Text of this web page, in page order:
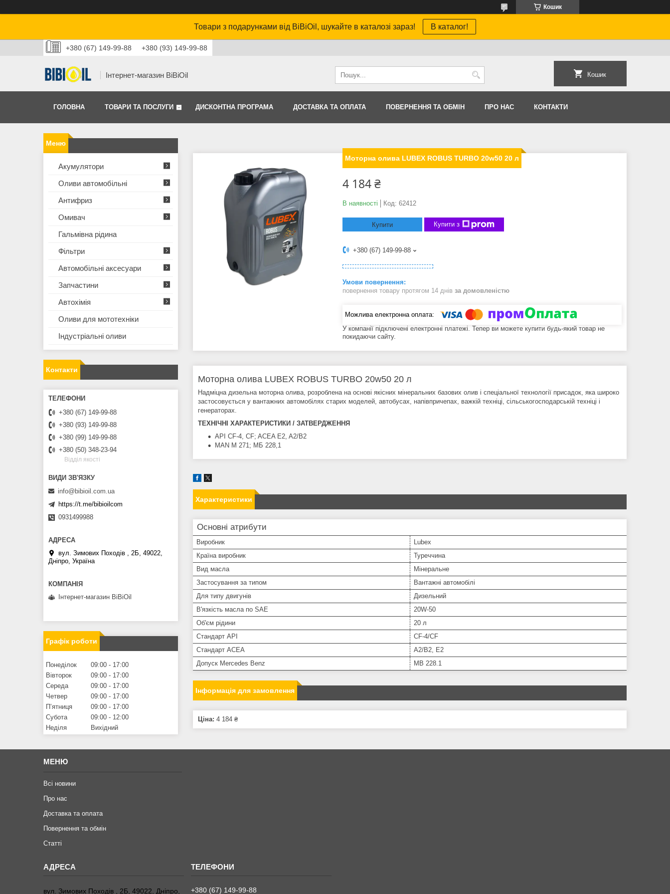
Кошик
Товари з подарунками від BiBiOil, шукайте в каталозі зараз! В каталог!
+380 (67) 149-99-88 +380 (93) 149-99-88
Інтернет-магазин BiBiOil Кошик
ГОЛОВНА ТОВАРИ ТА ПОСЛУГИ ДИСКОНТНА ПРОГРАМА ДОСТАВКА ТА ОПЛАТА ПОВЕРНЕННЯ ТА ОБМIН ПРО НАС КОНТАКТИ
Моторна олива LUBEX ROBUS TURBO 20w50 20 л
4 184 ₴
В наявності Код: 62412
Купити Купити з
+380 (67) 149-99-88
повернення товару протягом 14 днів за домовленістю
У компанії підключені електронні платежі. Тепер ви можете купити будь-який товар не
покидаючи сайту.
Моторна олива LUBEX ROBUS TURBO 20w50 20 л
Надміцна дизельна моторна олива, розроблена на основі якісних мінеральних базових олив і спеціальної технології присадок, яка широко
застосовується у вантажних автомобілях старих моделей, автобусах, напівпричепах, важкій техніці, сільськогосподарській техніці і
генераторах.
ТЕХНІЧНІ ХАРАКТЕРИСТИКИ / ЗАТВЕРДЖЕННЯ
API CF-4, CF; ACEA E2, A2/B2
MAN М 271; МБ 228,1
Характеристики
Основні атрибути
Виробник
Lubex
Країна виробник
Туреччина
Вид масла
Мінеральне
Застосування за типом
Вантажні автомобілі
Для типу двигунів
Дизельний
В'язкість масла по SAE
20W-50
Об'єм рідини
20 л
Стандарт API
CF-4/CF
Стандарт ACEA
A2/B2, E2
Допуск Mercedes Benz
MB 228.1
Інформація для замовлення
Ціна: 4 184 ₴
Акумулятори
Оливи автомобільні
Антифриз
Омивач
Гальмівна рідина
Фільтри
Автомобільні аксесуари
Запчастини
Автохімія
Оливи для мототехнiки
Iндустрiальнi оливи
Контакти
+380 (67) 149-99-88
+380 (93) 149-99-88
+380 (99) 149-99-88
+380 (50) 348-23-94
Вiддiл якостi
info@bibioil.com.ua
https://t.me/bibioilcom
0931499988
вул. Зимових Походiв , 2Б, 49022,
Дніпро, Україна
Інтернет-магазин BiBiOil
Графік роботи
Понеділок 09:00
17:00
Вівторок
09:00
17:00
Середа
09:00
17:00
Четвер
09:00
17:00
Пʼятниця
09:00
17:00
Субота
09:00
12:00
Неділя
Вихідний
МЕНЮ
Всі новини
Про нас
Доставка та оплата
Повернення та обмiн
Статтi
вул. Зимових Походiв , 2Б, 49022, Дніпро, +380 (67) 149-99-88